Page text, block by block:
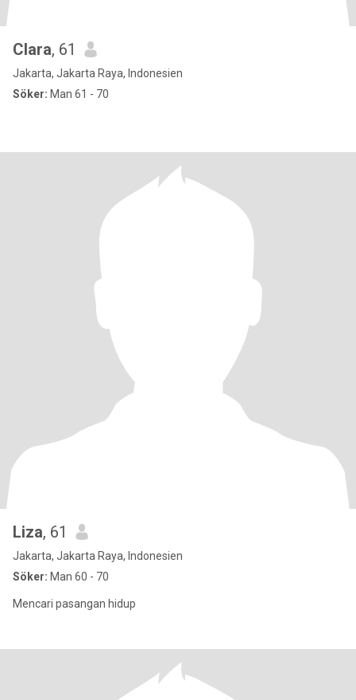
Clara, 61
Jakarta, Jakarta Raya, Indonesien
Söker: Man 61 - 70
Liza, 61
Jakarta, Jakarta Raya, Indonesien
Söker: Man 60 - 70
Mencari pasangan hidup